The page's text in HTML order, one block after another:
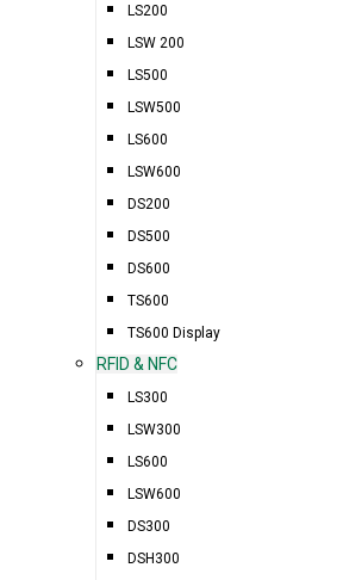
LS200
LSW 200
LS500
LSW500
LS600
LSW600
DS200
DS500
DS600
TS600
TS600 Display
RFID & NFC
LS300
LSW300
LS600
LSW600
DS300
DSH300